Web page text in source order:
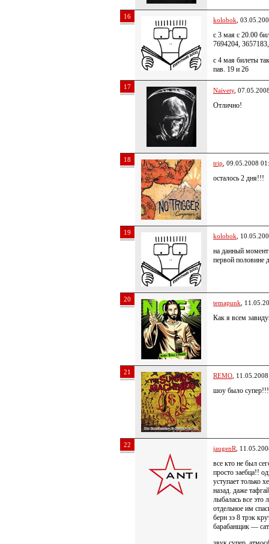
16 kolobok ,
с 3 мая с 20.00
7694204,
с 4 мая билеты
пав. 19 и 26
17 Naivety,
Отлично!
18 trip , 09.05.2008
осталось 2 дня!!!
19 kolobok ,
на данный момент
первой половине
20 temapunk ,
Как я всем
21 REMO ,
шоу было супер!!!
22 jaugenR ,
все кто не был
просто заебца!!
уступает только
назад. даже
лыбалась все это
отдельное им
берн зэ 8 трэк
барабанщик —